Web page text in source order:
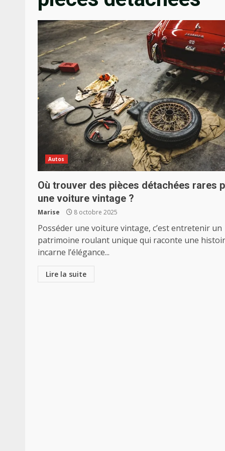
Autos
Où trouver des pièces détachées rares
une voiture vintage ?
Marise 8 octobre 2025
Posséder une voiture vintage, c’est entretenir un
patrimoine roulant unique qui raconte une
incarne l’élégance...
Lire la suite